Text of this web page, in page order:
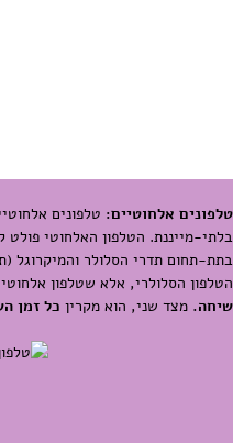
טלפונים אלחוטיים: טלפונים
בתת-תחום תדרי הסלולר והמיקרוגל
הטלפון הסלולרי, אלא שטלפון
שיחה. מצד שני, הוא מקרין כל זמן